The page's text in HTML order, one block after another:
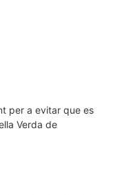
per a evitar que es
Verda de